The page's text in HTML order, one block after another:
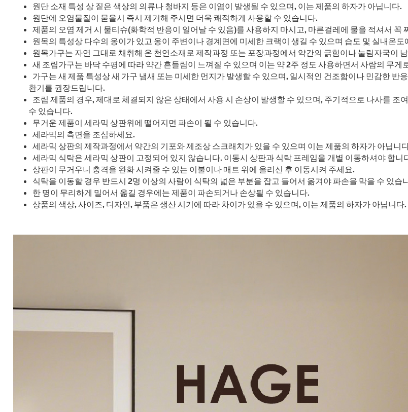
원단 소재 특성 상 짙은 색상의 의류나 청바지 등은 이염이 발생될 수 있으며, 이는 제품의 하자가 아닙니다.
원단에 오염물질이 묻을시 즉시 제거해 주시면 더욱 쾌적하게 사용할 수 있습니다.
제품의 오염 제거 시 물티슈(화학적 반응이 일어날 수 있음)를 사용하지 마시고, 마른걸레에 물을 적셔서 꼭
원목의 특성상 다수의 옹이가 있고 옹이 주변이나 경계면에 미세한 크랙이 생길 수 있으며 습도 및 실내온
원목가구는 자연 그대로 채취해 온 천연소재로 제작과정 또는 포장과정에서 약간의 긁힘이나 눌림자국이
새 조립가구는 바닥 수평에 따라 약간 흔들림이 느껴질 수 있으며 이는 약 2주 정도 사용하면서 사람의 무
가구는 새 제품 특성상 새 가구 냄새 또는 미세한 먼지가 발생할 수 있으며, 일시적인 건조함이나 민감한 반
환기를 권장드립니다.
조립 제품의 경우, 제대로 체결되지 않은 상태에서 사용 시 손상이 발생할 수 있으며, 주기적으로 나사를
수 있습니다.
무거운 제품이 세라믹 상판위에 떨어지면 파손이 될 수 있습니다.
세라믹의 측면을 조심하세요.
세라믹 상판의 제작과정에서 약간의 기포와 제조상 스크래치가 있을 수 있으며 이는 제품의 하자가 아닙니
세라믹 식탁은 세라믹 상판이 고정되어 있지 않습니다. 이동시 상판과 식탁 프레임을 개별 이동하셔야 합니
상판이 무거우니 충격을 완화 시켜줄 수 있는 이불이나 매트 위에 올리신 후 이동시켜 주세요.
식탁을 이동할 경우 반드시 2명 이상의 사람이 식탁의 넓은 부분을 잡고 들어서 옮겨야 파손을 막을 수 있습
한 명이 무리하게 밀어서 옮길 경우에는 제품이 파손되거나 손상될 수 있습니다.
상품의 색상, 사이즈, 디자인, 부품은 생산 시기에 따라 차이가 있을 수 있으며, 이는 제품의 하자가 아닙니다.